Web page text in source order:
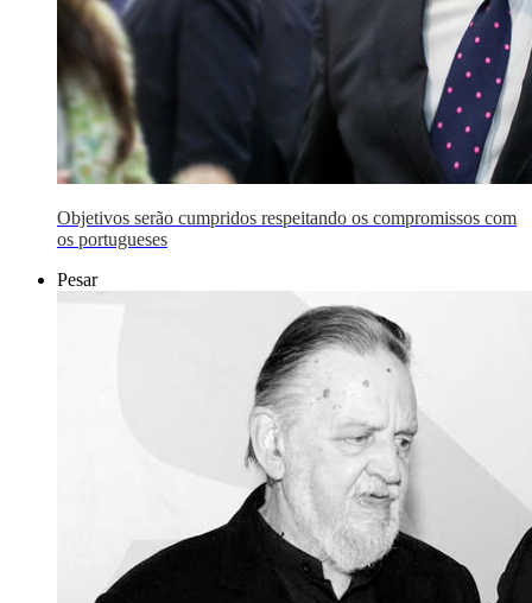
Objetivos serão cumpridos respeitando os compromissos com
os portugueses
Pesar